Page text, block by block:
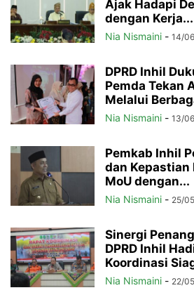
Ajak Hadapi
dengan Kerja...
Nia Nismaini - 14/
DPRD Inhil
Pemda Tekan
Melalui
Nia Nismaini - 13/
Pemkab Inhil
dan Kepastian
MoU dengan...
Nia Nismaini - 25/
Sinergi
DPRD Inhil
Koordinasi
Nia Nismaini - 22/